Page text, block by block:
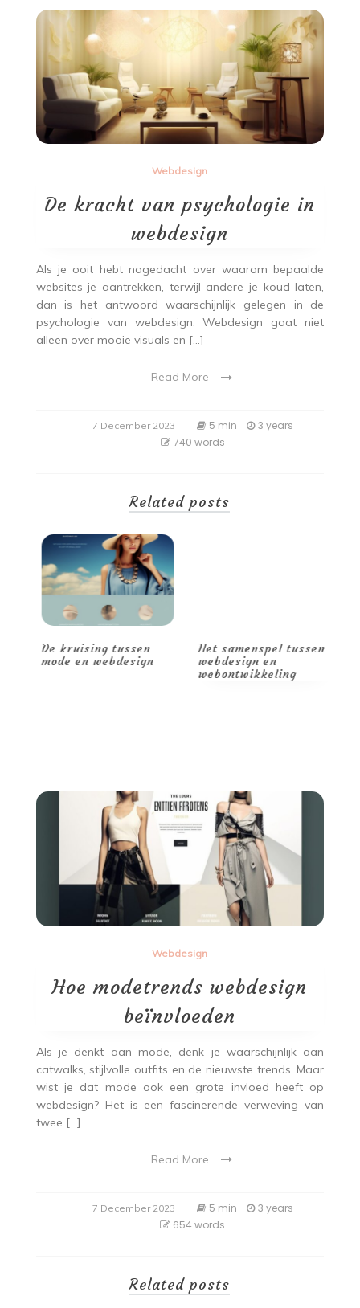
Webdesign
De kracht van psychologie in
webdesign
Als je ooit hebt nagedacht over waarom bepaalde
websites je aantrekken, terwijl andere je koud laten,
dan is het antwoord waarschijnlijk gelegen in de
psychologie van webdesign. Webdesign gaat niet
alleen over mooie visuals en […]
Read More
7 December 2023 5 min
3 years
740 words
Related posts
De kruising tussen
mode en webdesign
Het samenspel tussen
webdesign en
webontwikkeling
Webdesign
Hoe modetrends webdesign
beïnvloeden
Als je denkt aan mode, denk je waarschijnlijk aan
catwalks, stijlvolle outfits en de nieuwste trends. Maar
wist je dat mode ook een grote invloed heeft op
webdesign? Het is een fascinerende verweving van
twee […]
Read More
7 December 2023 5 min
3 years
654 words
Related posts